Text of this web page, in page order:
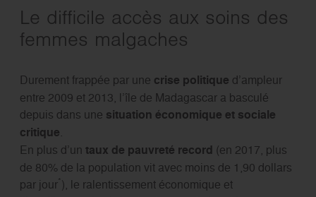
Le difficile accès aux soins des
femmes malgaches
Durement frappée par une crise politique d’ampleur
entre 2009 et 2013, l’île de Madagascar a basculé
depuis dans une situation économique et sociale
critique.
En plus d’un taux de pauvreté record (en 2017, plus
de 80% de la population vit avec moins de 1,90 dollars
par jour*), le ralentissement économique et